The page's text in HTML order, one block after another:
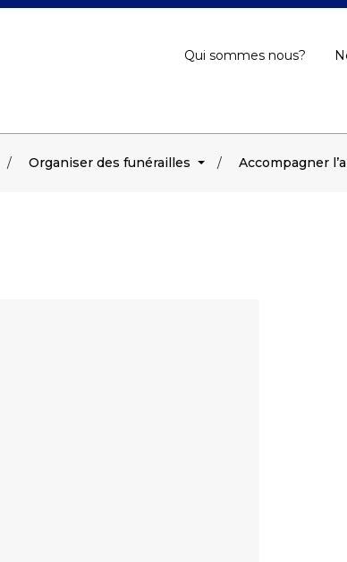
Qui sommes nous?
Organiser des funérailles Accompagner